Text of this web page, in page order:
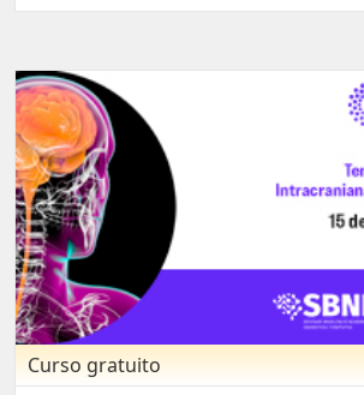
Curso gratuito